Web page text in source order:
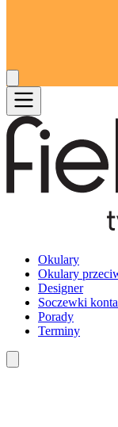
Okulary
Okulary
Designer
Soczewki
Porady
Terminy